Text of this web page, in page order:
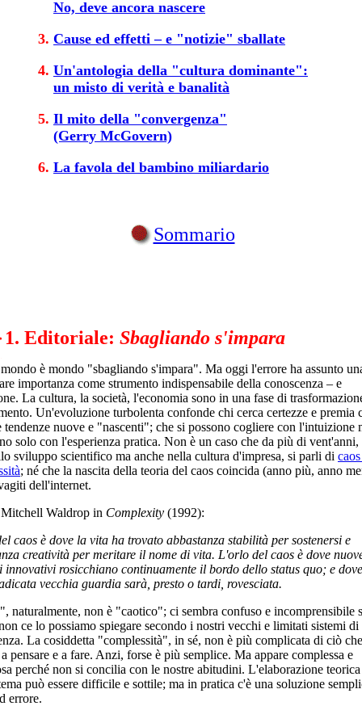
No, deve ancora nascere
Cause ed effetti – e "notizie" sballate
Un'antologia della "cultura dominante":
un misto di verità e banalità
Il mito della "convergenza"
(Gerry McGovern)
La favola del bambino miliardario
Sommario
1. Editoriale: Sbagliando s'impara
è mondo "sbagliando s'impara". Ma oggi l'errore ha assunto
importanza come strumento indispensabile della conoscenza – e
La cultura, la società, l'economia sono in una fase di
Un'evoluzione turbolenta confonde chi cerca certezze e premia
tendenze nuove e "nascenti"; che si possono cogliere con l'intuizione
solo con l'esperienza pratica. Non è un caso che da più di vent'anni,
sviluppo scientifico ma anche nella cultura d'impresa, si parli di
; né che la nascita della teoria del caos coincida (anno più, anno
dell'internet.
Waldrop in Complexity (1992):
caos è dove la vita ha trovato abbastanza stabilità per sostenersi e
creatività per meritare il nome di vita. L'orlo del caos è dove
innovativi rosicchiano continuamente il bordo dello status quo; e
vecchia guardia sarà, presto o tardi, rovesciata.
naturalmente, non è "caotico"; ci sembra confuso e incomprensibile
ce lo possiamo spiegare secondo i nostri vecchi e limitati sistemi di
La cosiddetta "complessità", in sé, non è più complicata di ciò
pensare e a fare. Anzi, forse è più semplice. Ma appare complessa e
perché non si concilia con le nostre abitudini. L'elaborazione teorica
può essere difficile e sottile; ma in pratica c'è una soluzione
errore.